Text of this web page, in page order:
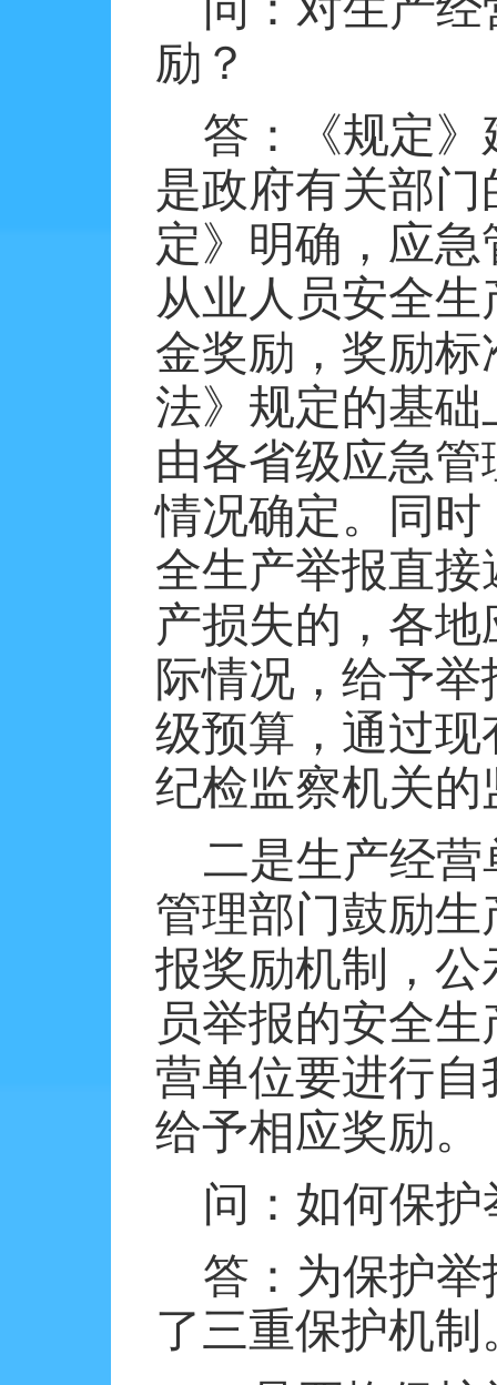
励？
答：《规定
是政府有关部
定》明确，应
从业人员安全
金奖励，奖励
法》规定的基
由各省级应急
情况确定。同
全生产举报直
产损失的，各
际情况，给予
级预算，通过
纪检监察机关的
二是生产经
管理部门鼓励
报奖励机制，
员举报的安全
营单位要进行
给予相应奖励。
问：如何保
答：为保护
了三重保护机制